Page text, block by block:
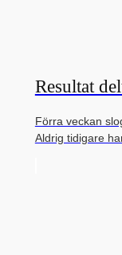
Resultat
Förra veckan
Aldrig tidigare